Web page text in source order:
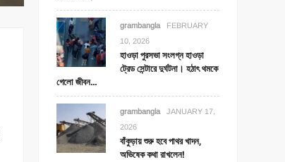
grambangla
FEBRUARY
10, 2026
হাওড়া পুরসভা সংলগ্ন হাওড়া
ট্রেড সেন্টারে দুর্ঘটনা। হঠাৎ থমকে
গেলো জীবন…
grambangla
JANUARY 17,
2026
বাঁকুড়ায় শুরু হবে পাথর খাদন,
অভিষেক কথা রাখলেন!